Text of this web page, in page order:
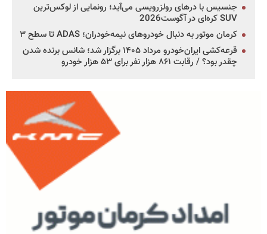
جنسیس با درهای رولزرویسی می‌آید؛ رونمایی از لوکس‌ترین
SUV کره‌ای در آگوست2026
کرمان موتور به دنبال خودروهای نیمه‌خودران؛ ADAS تا سطح ۳
قرعه‌کشی ایران‌خودرو مرداد ۱۴۰۵ برگزار شد؛ شانس برنده شدن
چقدر بود؟ / رقابت ۸۶۱ هزار نفر برای ۵۳ هزار خودرو